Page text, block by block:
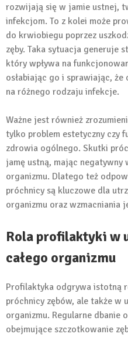
rozwijają się w jamie ustnej,
infekcjom. To z kolei może
do krwiobiegu poprzez
zęby. Taka sytuacja generuje
który wpływa na
osłabiając go i sprawiając,
na różnego rodzaju infekcje.
Ważne jest również
tylko problem estetyczny czy
zdrowia ogólnego. Skutki
jamę ustną, mając negatywny
organizmu. Dlatego też
próchnicy są kluczowe dla
organizmu oraz wzmacniania
Rola profilaktyki w
całego organizmu
Profilaktyka odgrywa istotną
próchnicy zębów, ale także w
organizmu. Regularne dbanie
obejmujące szczotkowanie